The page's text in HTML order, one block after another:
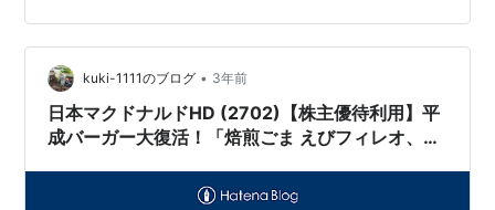
kuki-1111のブログ • 3年前
日本マクドナルドHD (2702)【株主優待利用】平
成バーガー大復活！「焙煎ごま えびフィレオ、ナ